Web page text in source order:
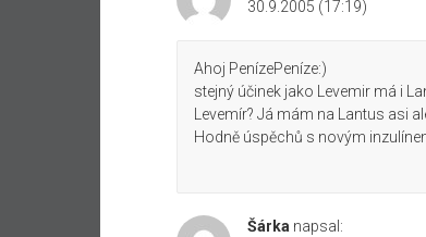
30.9.2005 (17:19)
Ahoj PenízePeníze:)
stejný účinek jako Levemir má i
Levemír? Já mám na Lantus asi
Hodně úspěchů s novým
Šárka napsal: